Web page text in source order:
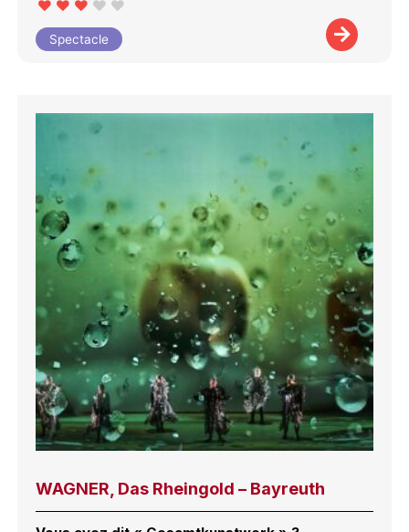
Spectacle
WAGNER, Das Rheingold – Bayreuth